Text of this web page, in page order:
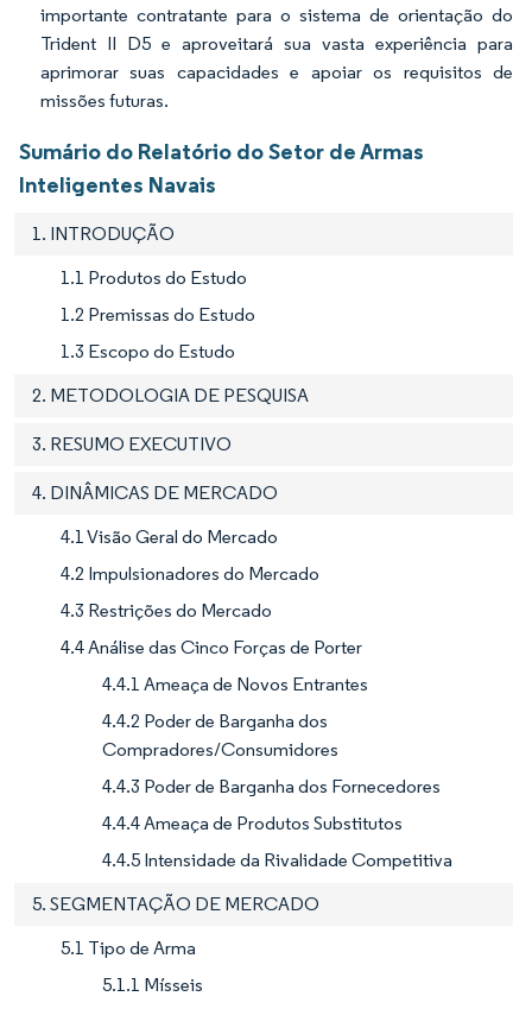
importante contratante para o sistema de orientação do
Trident II D5 e aproveitará sua vasta experiência para
aprimorar suas capacidades e apoiar os requisitos de
missões futuras.
Sumário do Relatório do Setor de Armas
Inteligentes Navais
1. INTRODUÇÃO
1.1 Produtos do Estudo
1.2 Premissas do Estudo
1.3 Escopo do Estudo
2. METODOLOGIA DE PESQUISA
3. RESUMO EXECUTIVO
4. DINÂMICAS DE MERCADO
4.1 Visão Geral do Mercado
4.2 Impulsionadores do Mercado
4.3 Restrições do Mercado
4.4 Análise das Cinco Forças de Porter
4.4.1 Ameaça de Novos Entrantes
4.4.2 Poder de Barganha dos
Compradores/Consumidores
4.4.3 Poder de Barganha dos Fornecedores
4.4.4 Ameaça de Produtos Substitutos
4.4.5 Intensidade da Rivalidade Competitiva
5. SEGMENTAÇÃO DE MERCADO
5.1 Tipo de Arma
5.1.1 Mísseis